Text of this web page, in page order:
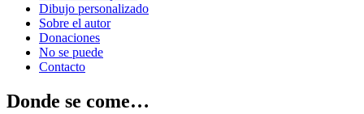
Dibujo personalizado
Sobre el autor
Donaciones
No se puede
Contacto
Donde se come…